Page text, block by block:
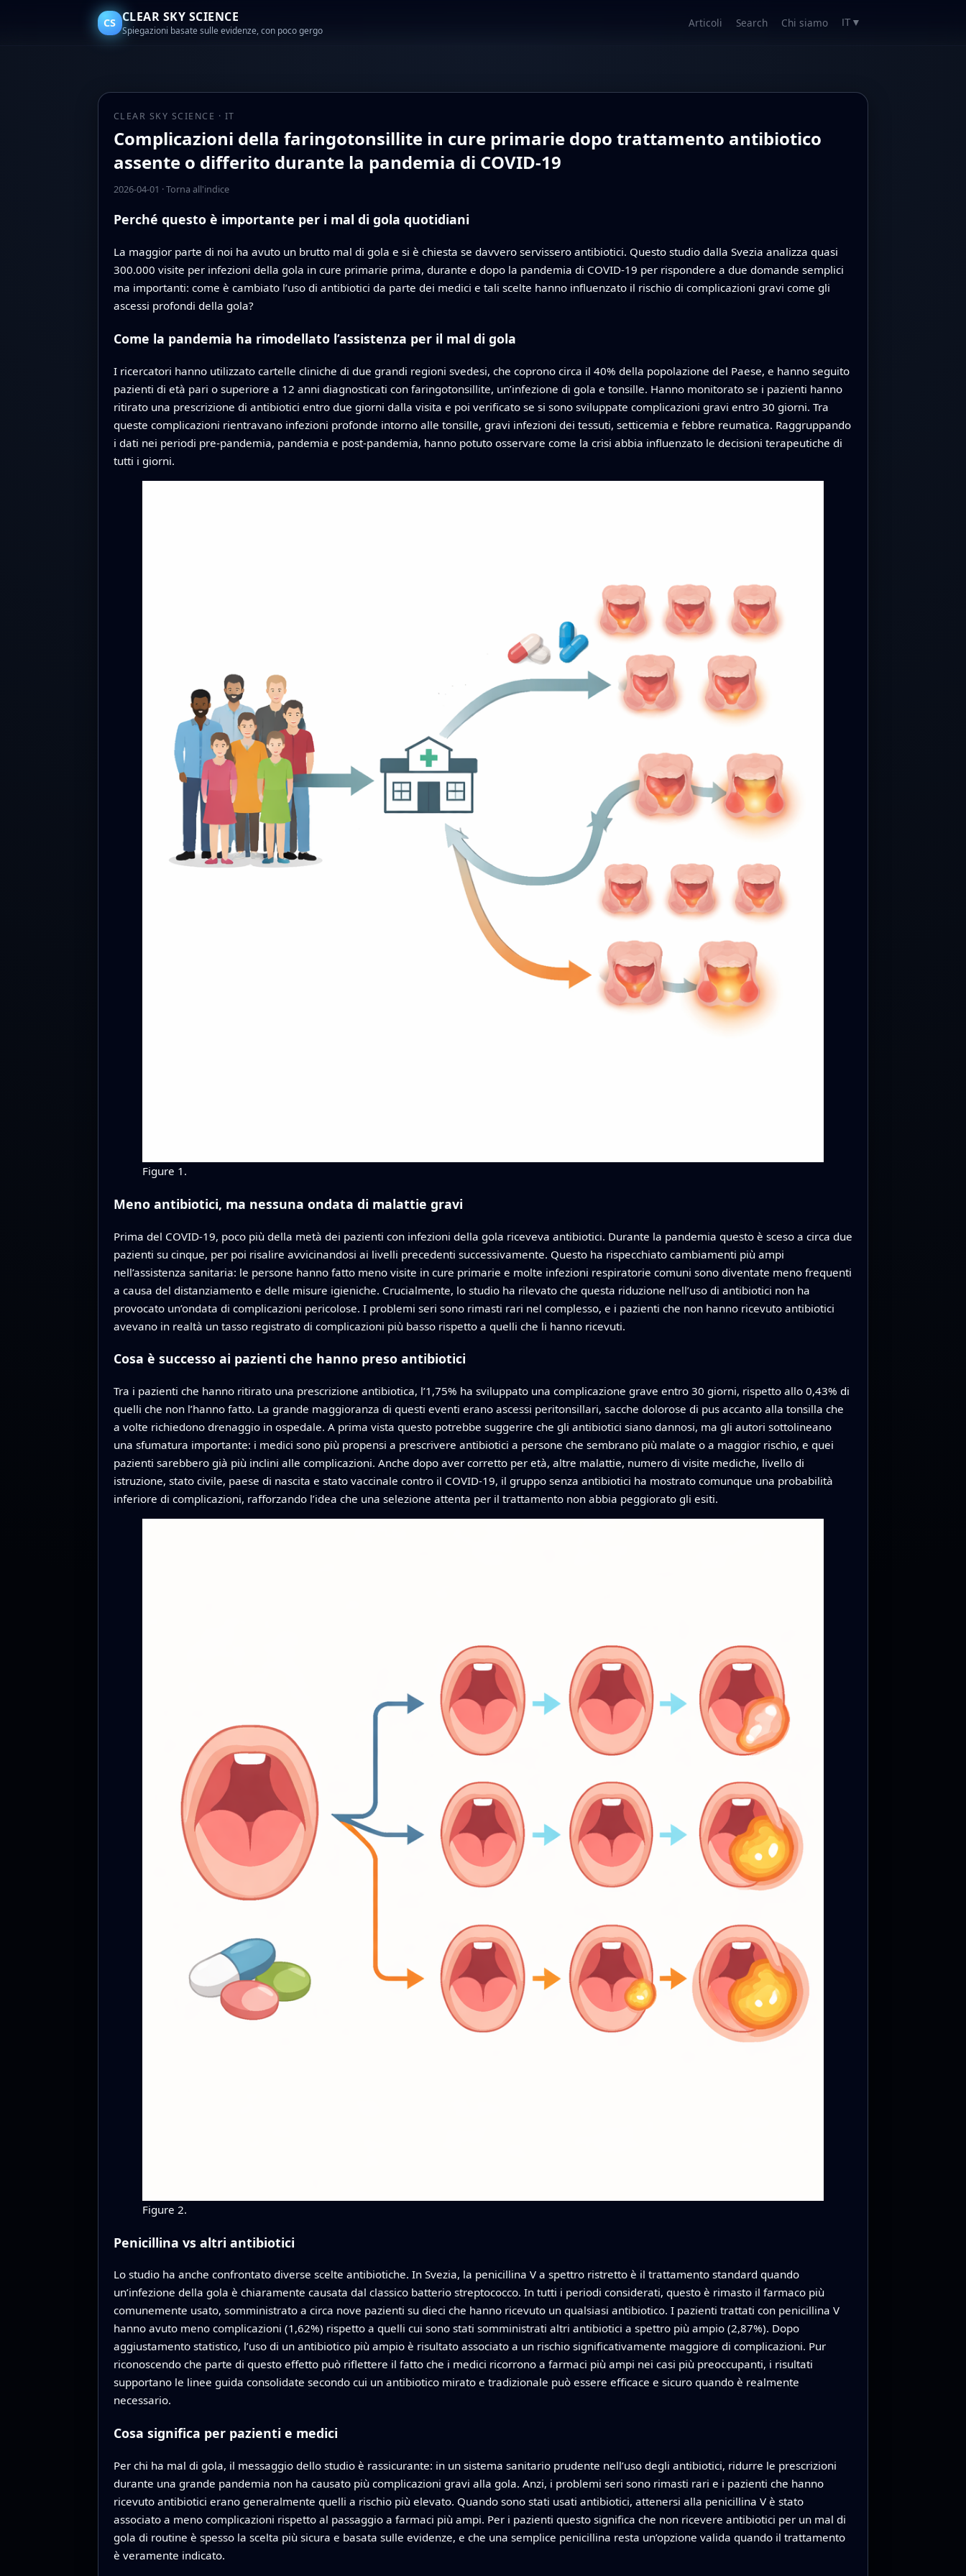
CS CLEAR SKY SCIENCE
Spiegazioni basate sulle evidenze, con poco gergo
Articoli Search Chi siamo IT ▼
CLEAR SKY SCIENCE · IT
Complicazioni della faringotonsillite in cure primarie dopo trattamento antibiotico
assente o differito durante la pandemia di COVID-19
2026-04-01 ·Torna all'indice
Perché questo è importante per i mal di gola quotidiani
La maggior parte di noi ha avuto un brutto mal di gola e si è chiesta se davvero servissero antibiotici. Questo studio dalla Svezia analizza quasi
300.000 visite per infezioni della gola in cure primarie prima, durante e dopo la pandemia di COVID-19 per rispondere a due domande semplici
ma importanti: come è cambiato l’uso di antibiotici da parte dei medici e tali scelte hanno influenzato il rischio di complicazioni gravi come gli
ascessi profondi della gola?
Come la pandemia ha rimodellato l’assistenza per il mal di gola
I ricercatori hanno utilizzato cartelle cliniche di due grandi regioni svedesi, che coprono circa il 40% della popolazione del Paese, e hanno seguito
pazienti di età pari o superiore a 12 anni diagnosticati con faringotonsillite, un’infezione di gola e tonsille. Hanno monitorato se i pazienti hanno
ritirato una prescrizione di antibiotici entro due giorni dalla visita e poi verificato se si sono sviluppate complicazioni gravi entro 30 giorni. Tra
queste complicazioni rientravano infezioni profonde intorno alle tonsille, gravi infezioni dei tessuti, setticemia e febbre reumatica. Raggruppando
i dati nei periodi pre-pandemia, pandemia e post-pandemia, hanno potuto osservare come la crisi abbia influenzato le decisioni terapeutiche di
tutti i giorni.
Figure 1.
Meno antibiotici, ma nessuna ondata di malattie gravi
Prima del COVID-19, poco più della metà dei pazienti con infezioni della gola riceveva antibiotici. Durante la pandemia questo è sceso a circa due
pazienti su cinque, per poi risalire avvicinandosi ai livelli precedenti successivamente. Questo ha rispecchiato cambiamenti più ampi
nell’assistenza sanitaria: le persone hanno fatto meno visite in cure primarie e molte infezioni respiratorie comuni sono diventate meno frequenti
a causa del distanziamento e delle misure igieniche. Crucialmente, lo studio ha rilevato che questa riduzione nell’uso di antibiotici non ha
provocato un’ondata di complicazioni pericolose. I problemi seri sono rimasti rari nel complesso, e i pazienti che non hanno ricevuto antibiotici
avevano in realtà un tasso registrato di complicazioni più basso rispetto a quelli che li hanno ricevuti.
Cosa è successo ai pazienti che hanno preso antibiotici
Tra i pazienti che hanno ritirato una prescrizione antibiotica, l’1,75% ha sviluppato una complicazione grave entro 30 giorni, rispetto allo 0,43% di
quelli che non l’hanno fatto. La grande maggioranza di questi eventi erano ascessi peritonsillari, sacche dolorose di pus accanto alla tonsilla che
a volte richiedono drenaggio in ospedale. A prima vista questo potrebbe suggerire che gli antibiotici siano dannosi, ma gli autori sottolineano
una sfumatura importante: i medici sono più propensi a prescrivere antibiotici a persone che sembrano più malate o a maggior rischio, e quei
pazienti sarebbero già più inclini alle complicazioni. Anche dopo aver corretto per età, altre malattie, numero di visite mediche, livello di
istruzione, stato civile, paese di nascita e stato vaccinale contro il COVID-19, il gruppo senza antibiotici ha mostrato comunque una probabilità
inferiore di complicazioni, rafforzando l’idea che una selezione attenta per il trattamento non abbia peggiorato gli esiti.
Figure 2.
Penicillina vs altri antibiotici
Lo studio ha anche confrontato diverse scelte antibiotiche. In Svezia, la penicillina V a spettro ristretto è il trattamento standard quando
un’infezione della gola è chiaramente causata dal classico batterio streptococco. In tutti i periodi considerati, questo è rimasto il farmaco più
comunemente usato, somministrato a circa nove pazienti su dieci che hanno ricevuto un qualsiasi antibiotico. I pazienti trattati con penicillina V
hanno avuto meno complicazioni (1,62%) rispetto a quelli cui sono stati somministrati altri antibiotici a spettro più ampio (2,87%). Dopo
aggiustamento statistico, l’uso di un antibiotico più ampio è risultato associato a un rischio significativamente maggiore di complicazioni. Pur
riconoscendo che parte di questo effetto può riflettere il fatto che i medici ricorrono a farmaci più ampi nei casi più preoccupanti, i risultati
supportano le linee guida consolidate secondo cui un antibiotico mirato e tradizionale può essere efficace e sicuro quando è realmente
necessario.
Cosa significa per pazienti e medici
Per chi ha mal di gola, il messaggio dello studio è rassicurante: in un sistema sanitario prudente nell’uso degli antibiotici, ridurre le prescrizioni
durante una grande pandemia non ha causato più complicazioni gravi alla gola. Anzi, i problemi seri sono rimasti rari e i pazienti che hanno
ricevuto antibiotici erano generalmente quelli a rischio più elevato. Quando sono stati usati antibiotici, attenersi alla penicillina V è stato
associato a meno complicazioni rispetto al passaggio a farmaci più ampi. Per i pazienti questo significa che non ricevere antibiotici per un mal di
gola di routine è spesso la scelta più sicura e basata sulle evidenze, e che una semplice penicillina resta un’opzione valida quando il trattamento
è veramente indicato.